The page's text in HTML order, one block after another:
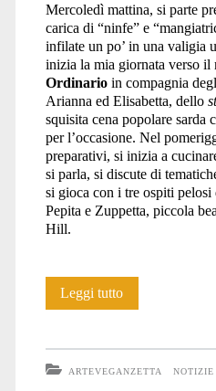
Mercoledì mattina, si parte
carica di “ninfe” e
infilate un po’ in una valigia
inizia la mia giornata verso il
Ordinarioin compagnia
Arianna ed Elisabetta, dello
squisita cena popolare sarda
per l’occasione. Nel
preparativi, si inizia a
si parla, si discute di
si gioca con i tre ospiti pelosi
Pepita e Zuppetta, piccola
Hill.
Leggi tuttoUna
ARTEVEGANZETTA